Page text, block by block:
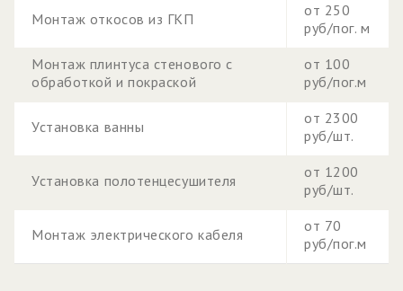
Монтаж откосов из ГКП
от 250
руб/пог. м
Монтаж плинтуса стенового с
обработкой и покраской
от 100
руб/пог.м
Установка ванны
от 2300
руб/шт.
Установка полотенцесушителя
от 1200
руб/шт.
Монтаж электрического кабеля
от 70
руб/пог.м